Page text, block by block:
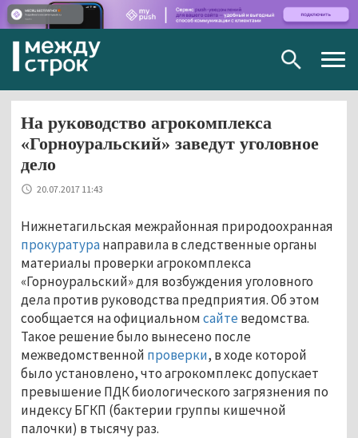
На руководство агрокомплекса
«Горноуральский» заведут уголовное
дело
20.07.2017 11:43
Нижнетагильская межрайонная природоохранная
прокуратуранаправила в следственные органы
материалы проверки агрокомплекса
«Горноуральский» для возбуждения уголовного
дела против руководства предприятия. Об этом
сообщается на официальномсайте ведомства.
Такое решение было вынесено после
межведомственной проверки, в ходе которой
было установлено, что агрокомплекс допускает
превышение ПДК биологического загрязнения по
индексу БГКП (бактерии группы кишечной
палочки) в тысячу раз.